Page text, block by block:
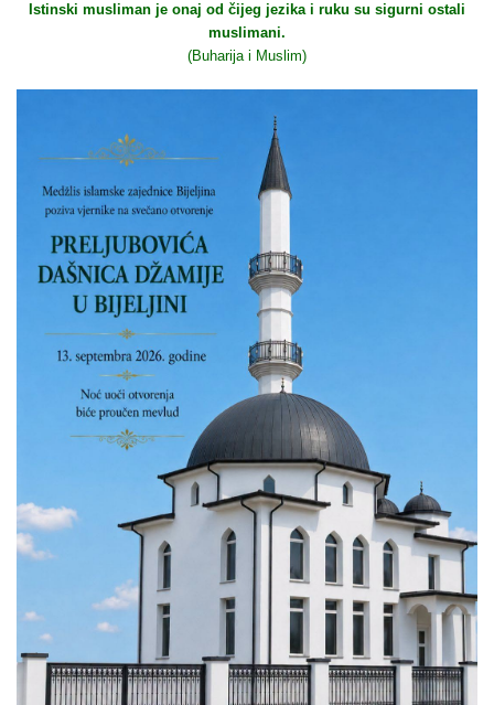
Istinski musliman je onaj od čijeg jezika i ruku su sigurni ostali
muslimani.
(Buharija i Muslim)